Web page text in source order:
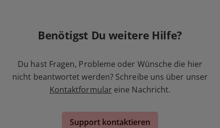
Benötigst Du weitere Hilfe?
Du hast Fragen, Probleme oder Wünsche die hier
nicht beantwortet werden? Schreibe uns über unser
Kontaktformular eine Nachricht.
Support kontaktieren